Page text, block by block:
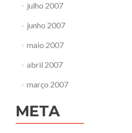
julho 2007
junho 2007
maio 2007
abril 2007
março 2007
META